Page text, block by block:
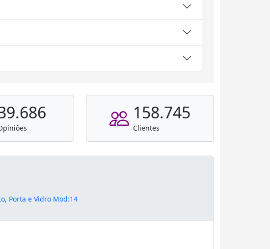
158.745
Clientes
Porta e Vidro Mod:14